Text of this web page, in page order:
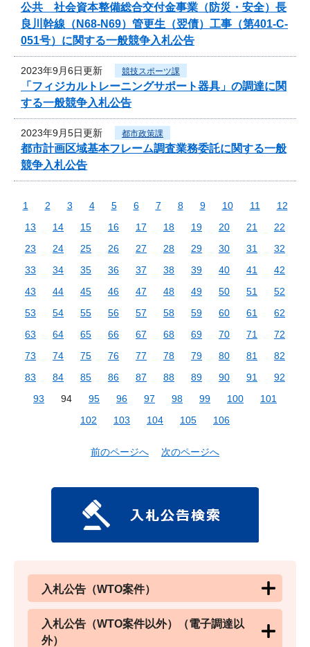
公共 社会資本整備総合交付金事業（防災・安全）長
良川幹線（N68-N69）管更生（翌債）工事（第401-C-
051号）に関する一般競争入札公告
2023年9月6日更新 競技スポーツ課
「フィジカルトレーニングサポート器具」の調達に関
する一般競争入札公告
2023年9月5日更新 都市政策課
都市計画区域基本フレーム調査業務委託に関する一般
競争入札公告
1 2 3 4 5 6 7 8 9 10 11
12
13
14 15 16 17 18 19 20 21
22
23
24 25 26 27 28 29 30 31
32
33
34 35 36 37 38 39 40 41
42
43
44 45 46 47 48 49 50 51
52
53
54 55 56 57 58 59 60 61
62
63
64 65 66 67 68 69 70 71
72
73
74 75 76 77 78 79 80 81
82
83
84 85 86 87 88 89 90 91
92
93
94 95 96 97 98 99 100
101
102
103 104 105 106
前のページへ 次のページへ
入札公告（WTO案件）
入札公告（WTO案件以外）（電子調達以
外）